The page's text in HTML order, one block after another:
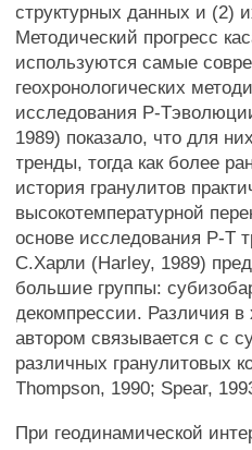
структурных данных и (2)
Методический прогресс
используются самые
геохронологических
исследования Р-
1989) показало, что для
тренды, тогда как более
история гранулитов
высокотемпературной
основе исследования Р-Т
С.Харли (Harley, 1989)
большие группы:
декомпрессии. Различия
автором связывается с с
различных гранулитовых
Thompson, 1990; Spear,
При геодинамической